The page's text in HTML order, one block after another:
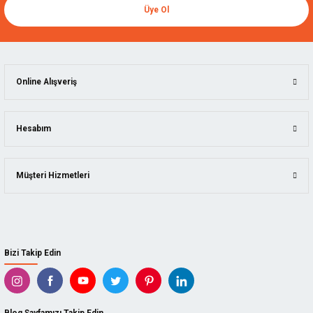
Üye Ol
Bizi Takip Edin
Online Alışveriş
Hesabım
Müşteri Hizmetleri